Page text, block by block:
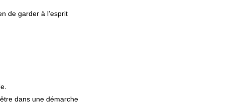
de garder à l’esprit
dans une démarche